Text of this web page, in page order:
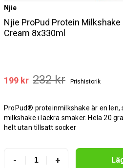
Njie
Njie ProPud Protein
Cream 8x330ml
199 kr 232 kr Prishistorik
ProPud® proteinmilkshake är en len,
milkshake i läckra smaker. Hela 20
helt utan tillsatt socker
- +